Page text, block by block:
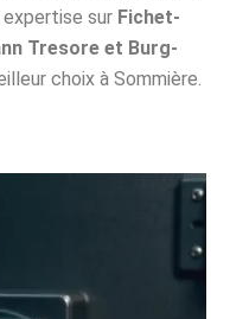
sur Fichet-
Tresore et Burg-
choix à Sommière.